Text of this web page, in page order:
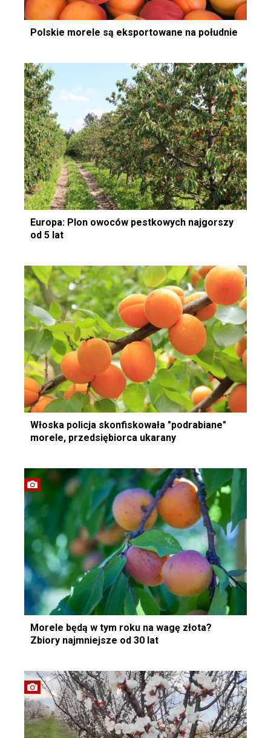
Polskie morele są eksportowane na południe
Europa: Plon owoców pestkowych najgorszy
od 5 lat
Włoska policja skonfiskowała "podrabiane"
morele, przedsiębiorca ukarany
Morele będą w tym roku na wagę złota?
Zbiory najmniejsze od 30 lat